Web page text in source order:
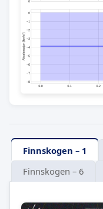
Finnskogen – 1
Finnskogen – 6